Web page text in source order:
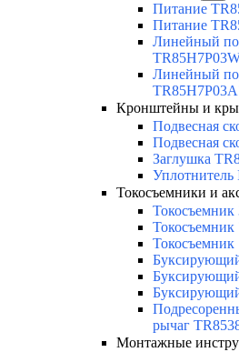
Питание
Питание
Линейный
Линейный
Кронштейны и
Подвесная
Подвесная
Заглушка
Уплотнитель
Токосъемники и
рычаг
Монтажные